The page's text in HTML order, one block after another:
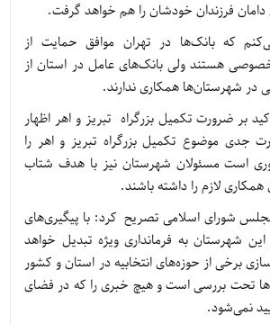
دامان فرزندان خودشان را هم خواهد گرفت.
که بانک‌ها در تهران موافق حمایت از
هستند ولی بانک‌های عامل در استان از
شهرستان‌ها همکاری ندارند.
بر ضرورت تکمیل بزرگراه تبریز و اهر اظهار
جدی موضوع تکمیل بزرگراه تبریز و اهر را
است مسئولان شهرستان نیز با هدف شتاب
لازم را داشته باشند.
مجلس شورای اسلامی تصریح کرد: با پیگیری‌های
این شهرستان به فرمانداری ویژه تبدیل خواهد
برخی از حوزه‌های انتخابیه در استان و کشور
تحت بررسی است و هیچ خبری را که در فضای
نمی‌شود.